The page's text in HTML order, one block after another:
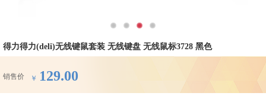
得力得力(deli)无线键鼠套装 无线键盘 无线鼠标3728 黑色
销售价 ￥ 129.00